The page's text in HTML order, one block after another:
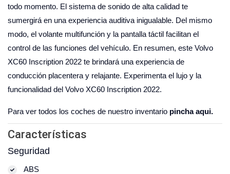
todo momento. El sistema de sonido de alta calidad te
sumergirá en una experiencia auditiva inigualable. Del mismo
modo, el volante multifunción y la pantalla táctil facilitan el
control de las funciones del vehículo. En resumen, este Volvo
XC60 Inscription 2022 te brindará una experiencia de
conducción placentera y relajante. Experimenta el lujo y la
funcionalidad del Volvo XC60 Inscription 2022.
Para ver todos los coches de nuestro inventario pincha aqui.
Características
Seguridad
ABS